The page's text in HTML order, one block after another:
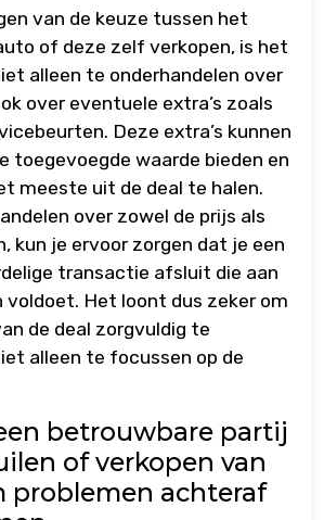
van de keuze tussen het
of deze zelf verkopen, is het
alleen te onderhandelen over
over eventuele extra’s zoals
Deze extra’s kunnen
toegevoegde waarde bieden en
meeste uit de deal te halen.
over zowel de prijs als
kun je ervoor zorgen dat je een
transactie afsluit die aan
voldoet. Het loont dus zeker om
de deal zorgvuldig te
alleen te focussen op de
betrouwbare partij
of verkopen van
problemen achteraf